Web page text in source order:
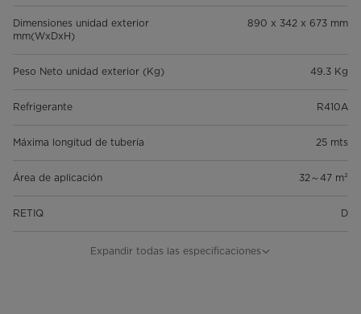
Dimensiones unidad exterior
mm(WxDxH)
890 x 342 x 673 mm
Peso Neto unidad exterior (Kg) 49.3 Kg
Refrigerante R410A
Máxima longitud de tubería 25 mts
Área de aplicación 32～47 m²
RETIQ D
Expandir todas las especificaciones